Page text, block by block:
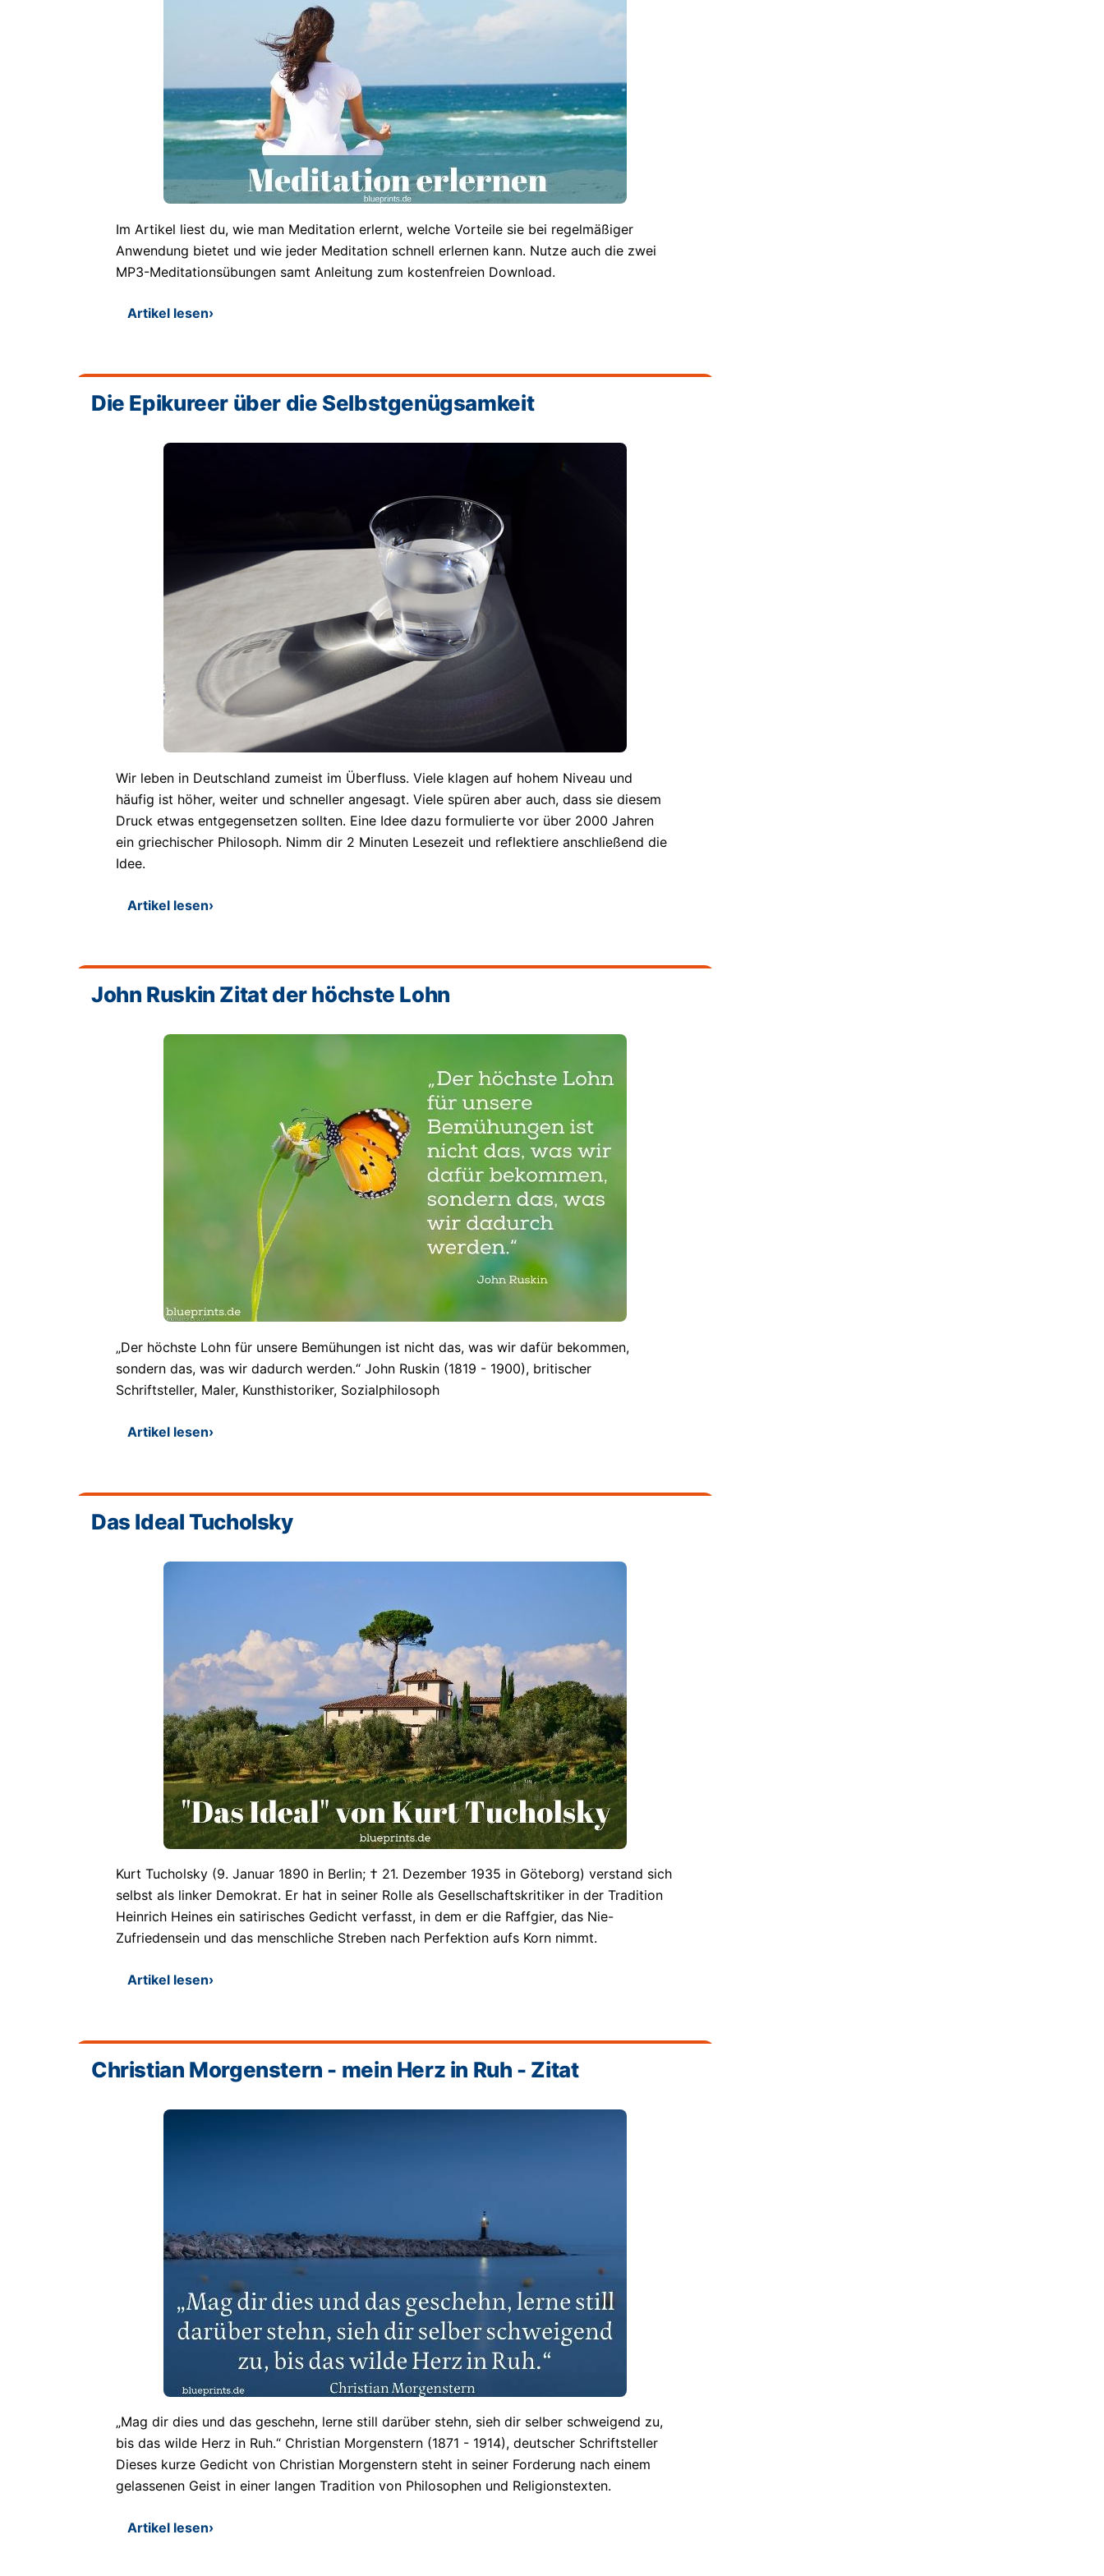
Im Artikel liest du, wie man Meditation erlernt, welche Vorteile sie bei regelmäßiger
Anwendung bietet und wie jeder Meditation schnell erlernen kann. Nutze auch die zwei
MP3-Meditationsübungen samt Anleitung zum kostenfreien Download.
Artikel lesen›
Die Epikureer über die Selbstgenügsamkeit
Wir leben in Deutschland zumeist im Überfluss. Viele klagen auf hohem Niveau und
häufig ist höher, weiter und schneller angesagt. Viele spüren aber auch, dass sie diesem
Druck etwas entgegensetzen sollten. Eine Idee dazu formulierte vor über 2000 Jahren
ein griechischer Philosoph. Nimm dir 2 Minuten Lesezeit und reflektiere anschließend die
Idee.
Artikel lesen›
John Ruskin Zitat der höchste Lohn
„Der höchste Lohn für unsere Bemühungen ist nicht das, was wir dafür bekommen,
sondern das, was wir dadurch werden.“ John Ruskin (1819 - 1900), britischer
Schriftsteller, Maler, Kunsthistoriker, Sozialphilosoph
Artikel lesen›
Das Ideal Tucholsky
Kurt Tucholsky (9. Januar 1890 in Berlin; † 21. Dezember 1935 in Göteborg) verstand sich
selbst als linker Demokrat. Er hat in seiner Rolle als Gesellschaftskritiker in der Tradition
Heinrich Heines ein satirisches Gedicht verfasst, in dem er die Raffgier, das Nie-
Zufriedensein und das menschliche Streben nach Perfektion aufs Korn nimmt.
Artikel lesen›
Christian Morgenstern - mein Herz in Ruh - Zitat
„Mag dir dies und das geschehn, lerne still darüber stehn, sieh dir selber schweigend zu,
bis das wilde Herz in Ruh.“ Christian Morgenstern (1871 - 1914), deutscher Schriftsteller
Dieses kurze Gedicht von Christian Morgenstern steht in seiner Forderung nach einem
gelassenen Geist in einer langen Tradition von Philosophen und Religionstexten.
Artikel lesen›